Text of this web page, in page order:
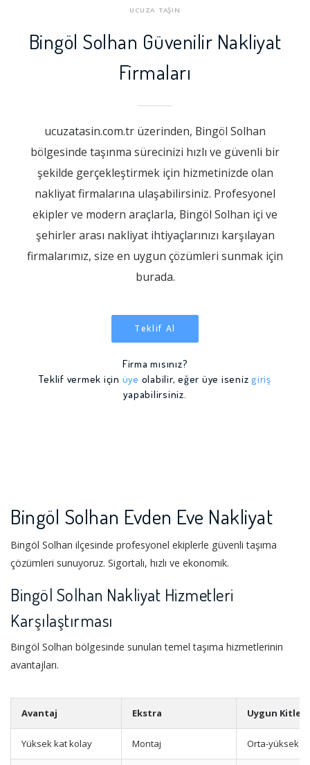
UCUZA TAŞIN
Bingöl Solhan Güvenilir Nakliyat
Firmaları
ucuzatasin.com.tr üzerinden, Bingöl Solhan
bölgesinde taşınma sürecinizi hızlı ve güvenli bir
şekilde gerçekleştirmek için hizmetinizde olan
nakliyat firmalarına ulaşabilirsiniz. Profesyonel
ekipler ve modern araçlarla, Bingöl Solhan içi ve
şehirler arası nakliyat ihtiyaçlarınızı karşılayan
firmalarımız, size en uygun çözümleri sunmak için
burada.
Teklif Al
Firma mısınız?
Teklif vermek için üye olabilir, eğer üye iseniz giriş
yapabilirsiniz.
Bingöl Solhan Evden Eve Nakliyat
Bingöl Solhan ilçesinde profesyonel ekiplerle güvenli taşıma
çözümleri sunuyoruz. Sigortalı, hızlı ve ekonomik.
Bingöl Solhan Nakliyat Hizmetleri
Karşılaştırması
Bingöl Solhan bölgesinde sunulan temel taşıma hizmetlerinin
avantajları.
Avantaj Ekstra Uygun Kitle
Yüksek kat kolay Montaj Orta-yüksek